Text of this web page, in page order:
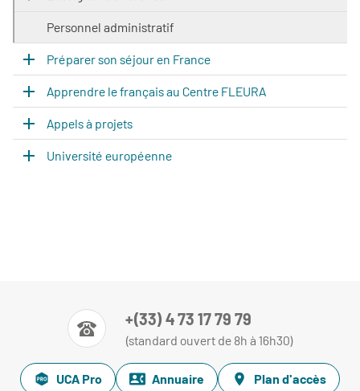
Personnel administratif
Préparer son séjour en France
Apprendre le français au Centre FLEURA
Appels à projets
Université européenne
+(33) 4 73 17 79 79
(standard ouvert de 8h à 16h30)
UCA Pro Annuaire Plan d'accès